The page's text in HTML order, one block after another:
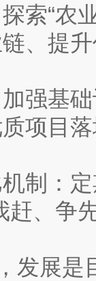
索“农
、提
强基
项目
制：
赶、争
展是